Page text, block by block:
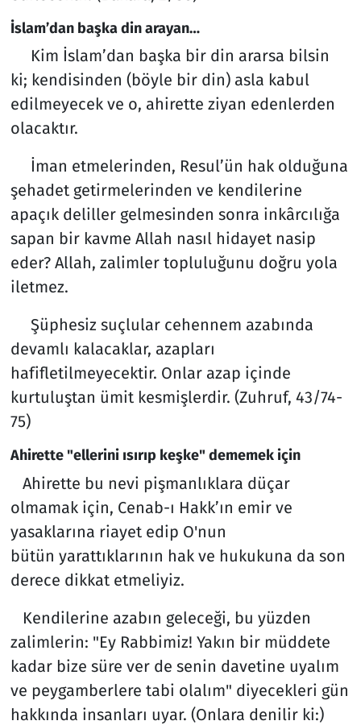
İslam’dan başka din arayan…
Kim İslam’dan başka bir din ararsa bilsin
ki; kendisinden (böyle bir din) asla kabul
edilmeyecek ve o, ahirette ziyan edenlerden
olacaktır.
İman etmelerinden, Resul’ün hak olduğuna
şehadet getirmelerinden ve kendilerine
apaçık deliller gelmesinden sonra inkârcılığa
sapan bir kavme Allah nasıl hidayet nasip
eder? Allah, zalimler topluluğunu doğru yola
iletmez.
Şüphesiz suçlular cehennem azabında
devamlı kalacaklar, azapları
hafifletilmeyecektir. Onlar azap içinde
kurtuluştan ümit kesmişlerdir. (Zuhruf, 43/74-
75)
Ahirette "ellerini ısırıp keşke" dememek için
Ahirette bu nevi pişmanlıklara düçar
olmamak için, Cenab-ı Hakk’ın emir ve
yasaklarına riayet edip O'nun
bütün yarattıklarının hak ve hukukuna da son
derece dikkat etmeliyiz.
Kendilerine azabın geleceği, bu yüzden
zalimlerin: "Ey Rabbimiz! Yakın bir müddete
kadar bize süre ver de senin davetine uyalım
ve peygamberlere tabi olalım" diyecekleri gün
hakkında insanları uyar. (Onlara denilir ki:)